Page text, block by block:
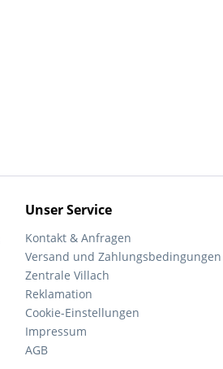
Unser Service
Kontakt & Anfragen
Versand und Zahlungsbedingungen
Zentrale Villach
Reklamation
Cookie-Einstellungen
Impressum
AGB